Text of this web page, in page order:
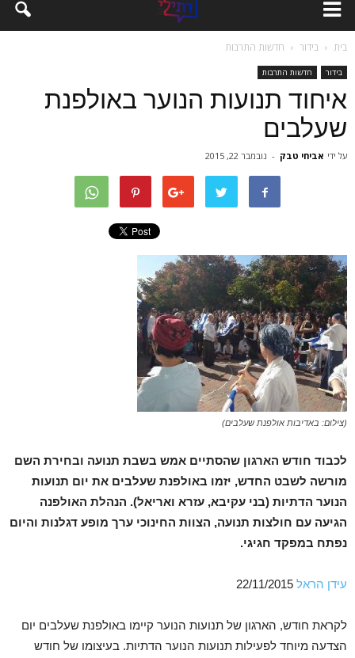
בית בידור חדשות התרבות
בידור חדשות התרבות
איחוד תנועות הנוער באולפנת
שעלבים
על ידי אביחי טבק - נובמבר 22, 2015
(צילום: באדיבות אולפנת שעלבים)
לכבוד חודש הארגון שהסתיים אמש בשבת תנועה ובחירת השם
מורשה לשבט החדש, יזמו באולפנת שעלבים את יום תנועות
הנוער הדתיות (בני עקיבא, עזרא ואריאל). הנהלת האולפנה
הגיעה עם חולצות תנועה, הצוות החינוכי ערך מופע דגלנות והיום
נפתח במפקד חגיגי.
עידן הראל
לקראת חודש, הארגון של תנועות הנוער קיימו באולפנת שעלבים יום
הצדעה מיוחד לפעילות תנועות הנוער הדתיות. בעיצומו של חודש